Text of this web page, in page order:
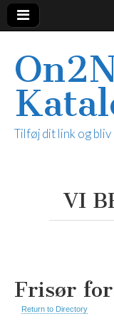
Tilføj dit link og
VI
Frisør
Return to Directory